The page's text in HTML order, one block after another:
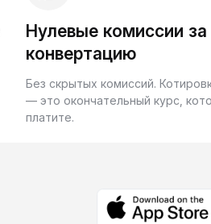
Нулевые комиссии за
конвертацию
Без скрытых комиссий.
— это окончательный курс,
платите.